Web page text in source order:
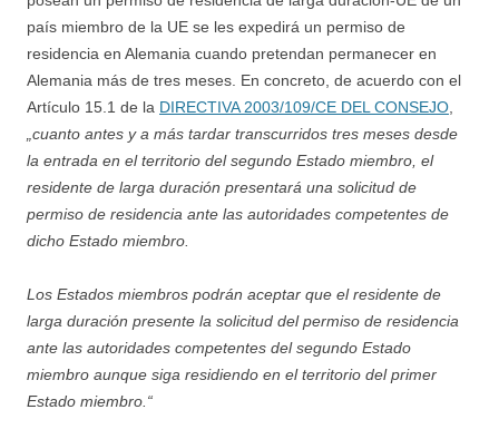
país miembro de la UE se les expedirá un permiso de
residencia en Alemania cuando pretendan permanecer en
Alemania más de tres meses. En concreto, de acuerdo con el
Artículo 15.1 de la DIRECTIVA 2003/109/CE DEL CONSEJO
„cuanto antes y a más tardar transcurridos tres meses desde
la entrada en el territorio del segundo Estado miembro, el
residente de larga duración presentará una solicitud de
permiso de residencia ante las autoridades competentes de
dicho Estado miembro.
Los Estados miembros podrán aceptar que el residente de
larga duración presente la solicitud del permiso de residencia
ante las autoridades competentes del segundo Estado
miembro aunque siga residiendo en el territorio del primer
Estado miembro.“